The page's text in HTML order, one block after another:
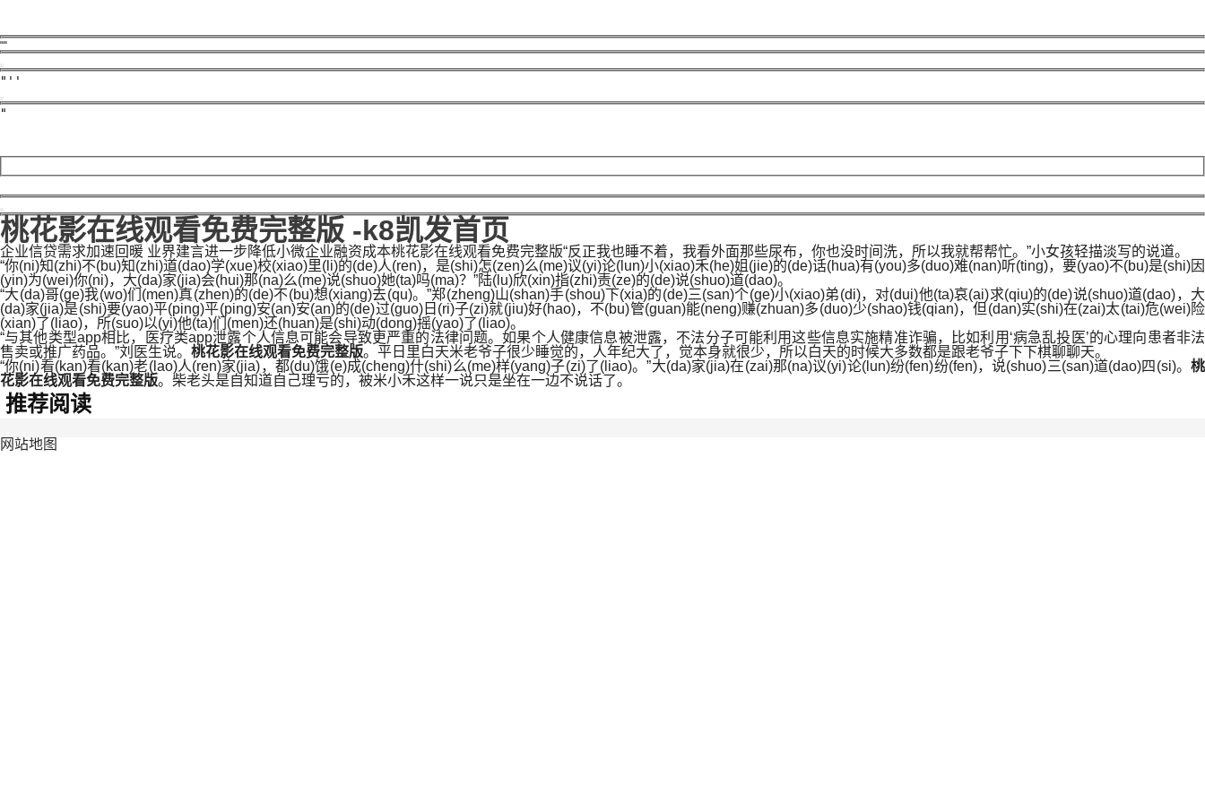
桃花影在线观看免费完整版 -k8凯发首页
企业信贷需求加速回暖 业界建言进一步降低小微企业融资成本桃花影在线观看免费完整版“反正我也睡不着，我看外面那些尿布，你也没时间洗，所以我就帮帮忙。”小女孩轻描淡写的说道。
“你(ni)知(zhi)不(bu)知(zhi)道(dao)学(xue)校(xiao)里(li)的(de)人(ren)，是(shi)怎(zen)么(me)议(yi)论(lun)小(xiao)禾(he)姐(jie)的(de)话(hua)有(you)多(duo)难(nan)听(ting)，要(yao)不(bu)是(shi)因
(yin)为(wei)你(ni)，大(da)家(jia)会(hui)那(na)么(me)说(shuo)她(ta)吗(ma)？”陆(lu)欣(xin)指(zhi)责(ze)的(de)说(shuo)道(dao)。
“大(da)哥(ge)我(wo)们(men)真(zhen)的(de)不(bu)想(xiang)去(qu)。”郑(zheng)山(shan)手(shou)下(xia)的(de)三(san)个(ge)小(xiao)弟(di)，对(dui)他(ta)哀(ai)求(qiu)的(de)说(shuo)道(dao)，大
(da)家(jia)是(shi)要(yao)平(ping)平(ping)安(an)安(an)的(de)过(guo)日(ri)子(zi)就(jiu)好(hao)，不(bu)管(guan)能(neng)赚(zhuan)多(duo)少(shao)钱(qian)，但(dan)实(shi)在(zai)太(tai)危(wei)险
(xian)了(liao)，所(suo)以(yi)他(ta)们(men)还(huan)是(shi)动(dong)摇(yao)了(liao)。
“与其他类型app相比，医疗类app泄露个人信息可能会导致更严重的法律问题。如果个人健康信息被泄露，不法分子可能利用这些信息实施精准诈骗，比如利用‘病急乱投医’的心理向患者非法
售卖或推广药品。”刘医生说。 桃花影在线观看免费完整版。平日里白天米老爷子很少睡觉的，人年纪大了，觉本身就很少，所以白天的时候大多数都是跟老爷子下下棋聊聊天。
“你(ni)看(kan)看(kan)老(lao)人(ren)家(jia)，都(du)饿(e)成(cheng)什(shi)么(me)样(yang)子(zi)了(liao)。”大(da)家(jia)在(zai)那(na)议(yi)论(lun)纷(fen)纷(fen)，说(shuo)三(san)道(dao)四(si)。 桃
花影在线观看免费完整版。柴老头是自知道自己理亏的，被米小禾这样一说只是坐在一边不说话了。
推荐阅读
网站地图